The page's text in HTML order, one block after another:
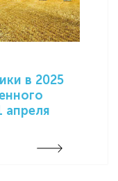
в 2025
апреля